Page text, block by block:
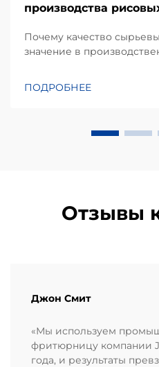
производства
Почему качество
значение в
закусок, одним из
ПОДРОБНЕЕ
Отзывы
Джон Смит
«Мы используем
фритюрницу компании
года, и результаты